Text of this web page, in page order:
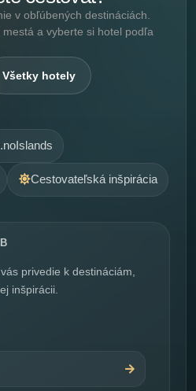
v obľúbených destináciách.
a vyberte si hotel podľa
Všetky hotely
Cestovateľská inšpirácia
privedie k destináciám,
inšpirácii.